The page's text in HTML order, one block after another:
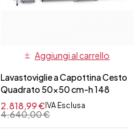
Aggiungi al carrello
Lavastoviglie a Capottina Cesto
Quadrato 50x50 cm-h 148
4.640,00€
2.818,99€ IVA Esclusa